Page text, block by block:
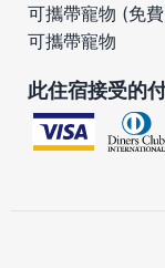
可攜帶寵物 (免
可攜帶寵物
此住宿接受的